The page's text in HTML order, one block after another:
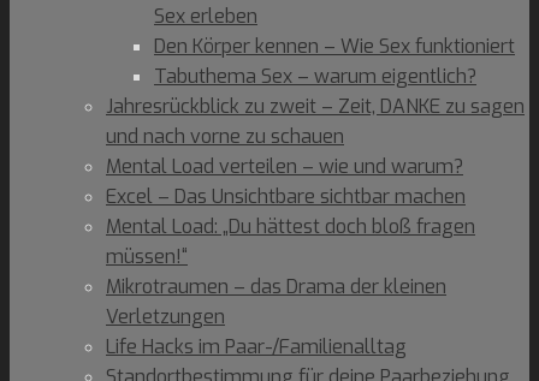
Sex erleben
Den Körper kennen – Wie Sex funktioniert
Tabuthema Sex – warum eigentlich?
Jahresrückblick zu zweit – Zeit, DANKE zu sagen
und nach vorne zu schauen
Mental Load verteilen – wie und warum?
Excel – Das Unsichtbare sichtbar machen
Mental Load: „Du hättest doch bloß fragen
müssen!“
Mikrotraumen – das Drama der kleinen
Verletzungen
Life Hacks im Paar-/Familienalltag